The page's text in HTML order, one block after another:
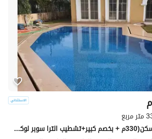
فيلا مستقله جاهزه للسكن(330م + بخصم كبير+تشطيب الترا سوبر لوكس)فيلا للبيع في هايد بارك التجمع الخامس القاهره الجديده Hyde park بجوارMivida&ماونتن فيو